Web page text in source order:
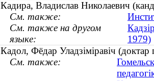
Кадира, Владислав Николаевич
См. также:
См. также на другом
языке:
1979)
Кадол, Фёдар Уладзіміравіч
См. также: